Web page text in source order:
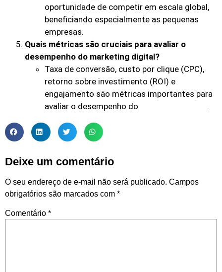
oportunidade de competir em escala global,
beneficiando especialmente as pequenas
empresas.
Quais métricas são cruciais para avaliar o
desempenho do marketing digital?
Taxa de conversão, custo por clique (CPC),
retorno sobre investimento (ROI) e
engajamento são métricas importantes para
avaliar o desempenho do
.
Deixe um comentário
O seu endereço de e-mail não será publicado. Campos
obrigatórios são marcados com *
Comentário *